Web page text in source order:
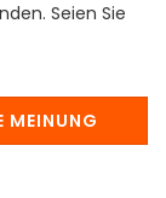
Seien Sie
MEINUNG